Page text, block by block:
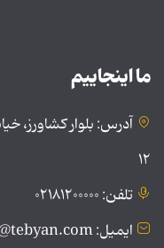
ما اینجاییم
آدرس: بلوار کشاورز،
۱۲
تلفن: ۰۲۱۸۱۲۰۰۰۰۰
ایمیل: public@tebyan.com